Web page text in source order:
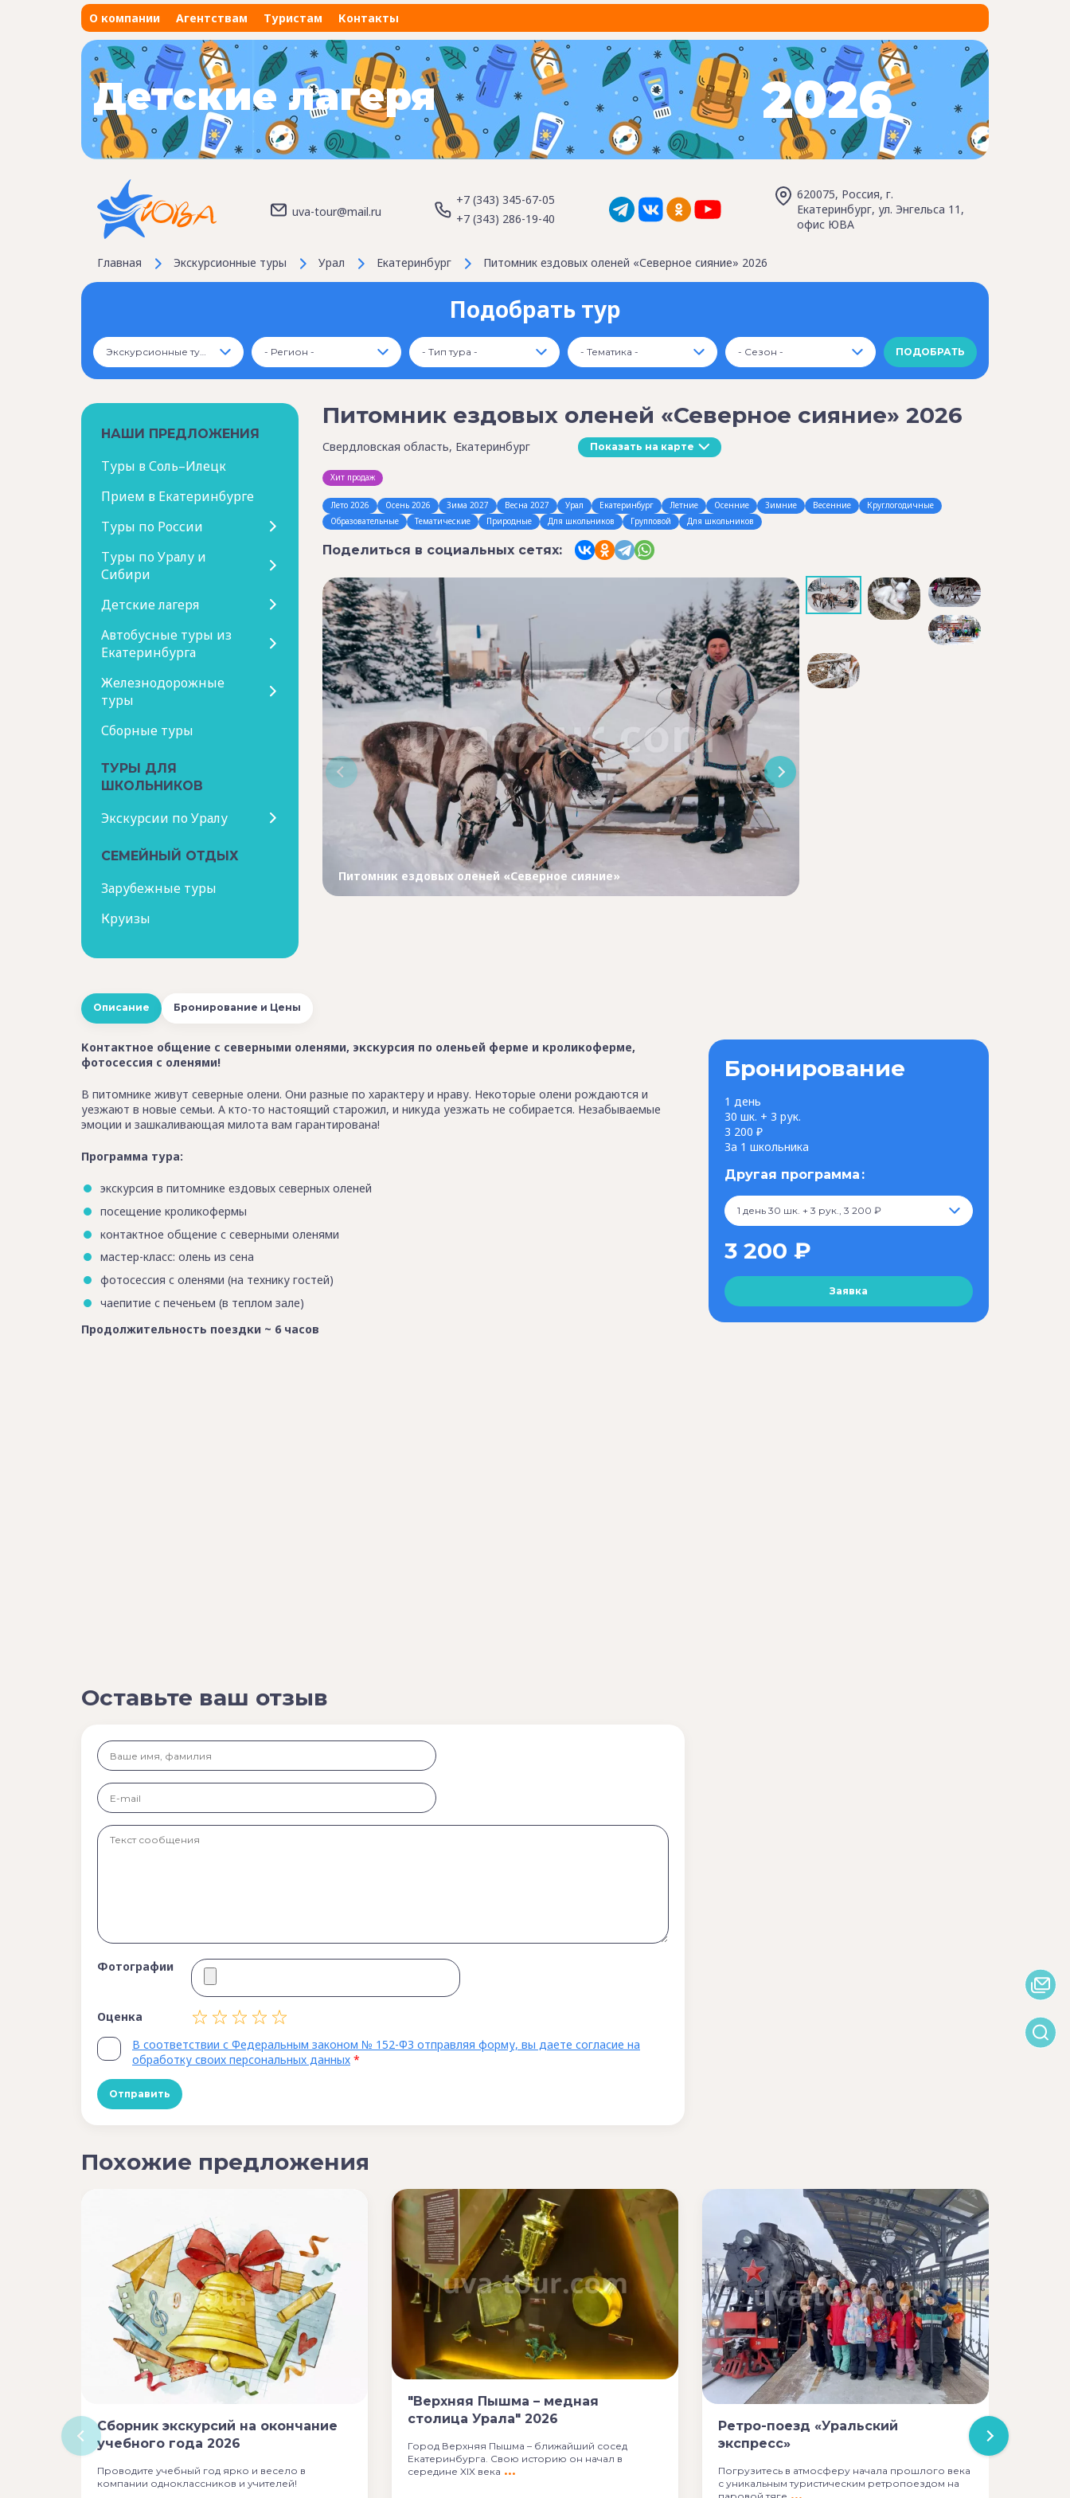
О компании Агентствам Туристам Контакты
Детские лагеря 2026
uva-tour@mail.ru
+7 (343) 345-67-05
+7 (343) 286-19-40
620075, Россия, г.
Екатеринбург, ул. Энгельса 11,
офис ЮВА
Главная Экскурсионные туры Урал Екатеринбург Питомник ездовых оленей «Северное сияние» 2026
Подобрать тур
Экскурсионные туры - Регион - - Тип тура - - Тематика - - Сезон -
НАШИ ПРЕДЛОЖЕНИЯ
Туры в Соль–Илецк
Прием в Екатеринбурге
Туры по России
Туры по Уралу и
Сибири
Детские лагеря
Автобусные туры из
Екатеринбурга
Железнодорожные
туры
Сборные туры
ТУРЫ ДЛЯ
ШКОЛЬНИКОВ
Экскурсии по Уралу
СЕМЕЙНЫЙ ОТДЫХ
Зарубежные туры
Круизы
Питомник ездовых оленей «Северное сияние» 2026
Свердловская область, Екатеринбург Показать на карте
Хит продаж
Лето 2026 Осень 2026 Зима 2027 Весна 2027 Урал Екатеринбург Летние Осенние Зимние Весенние
Круглогодичные
Образовательные
Тематические Природные Для школьников Групповой Для школьников
Поделиться в социальных сетях:
Питомник ездовых оленей «Северное сияние»
Описание Бронирование и Цены
Контактное общение с северными оленями, экскурсия по оленьей ферме и кроликоферме,
фотосессия с оленями!
В питомнике живут северные олени. Они разные по характеру и нраву. Некоторые олени рождаются и
уезжают в новые семьи. А кто-то настоящий старожил, и никуда уезжать не собирается. Незабываемые
эмоции и зашкаливающая милота вам гарантирована!
Программа тура:
экскурсия в питомнике ездовых северных оленей
посещение кроликофермы
контактное общение с северными оленями
мастер-класс: олень из сена
фотосессия с оленями (на технику гостей)
чаепитие с печеньем (в теплом зале)
Продолжительность поездки ~ 6 часов
Бронирование
1 день
30 шк. + 3 рук.
3 200 ₽
За 1 школьника
Другая программа
1 день 30 шк. + 3 рук., 3 200 ₽
3 200 ₽
Оставьте ваш отзыв
Фотографии
Оценка
В соответствии с Федеральным законом № 152-ФЗ отправляя форму, вы даете согласие на
обработку своих персональных данных *
Похожие предложения
Сборник экскурсий на окончание
учебного года 2026
Проводите учебный год ярко и весело в
компании одноклассников и учителей!
"Верхняя Пышма – медная
столица Урала" 2026
Город Верхняя Пышма – ближайший сосед
Екатеринбурга. Свою историю он начал в
середине XIX века
Ретро-поезд «Уральский
экспресс»
Погрузитесь в атмосферу начала прошлого века
с уникальным туристическим ретропоездом на